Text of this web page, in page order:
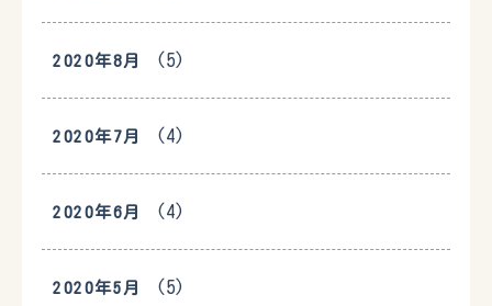
2020年8月 (5)
2020年7月 (4)
2020年6月 (4)
2020年5月 (5)